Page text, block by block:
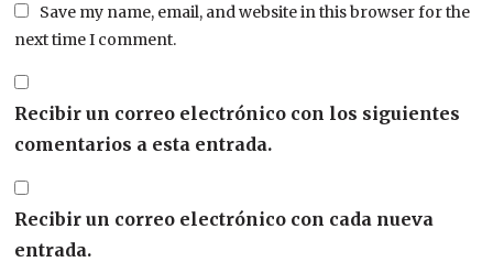
Save my name, email, and website in this browser for the
next time I comment.
Recibir un correo electrónico con los siguientes
comentarios a esta entrada.
Recibir un correo electrónico con cada nueva
entrada.